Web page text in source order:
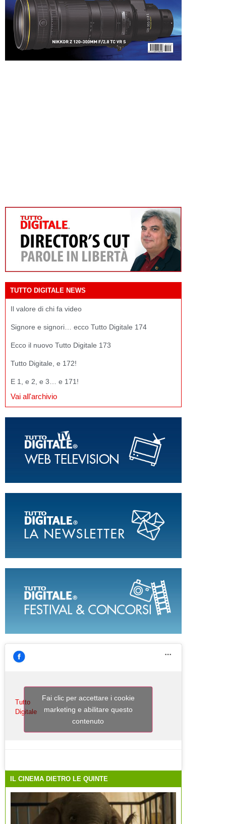
TUTTO DIGITALE NEWS
Il valore di chi fa video
Signore e signori… ecco Tutto Digitale 174
Ecco il nuovo Tutto Digitale 173
Tutto Digitale, e 172!
E 1, e 2, e 3… e 171!
Vai all'archivio
Tutto
Digitale
Fai clic per accettare i cookie
marketing e abilitare questo
contenuto
IL CINEMA DIETRO LE QUINTE